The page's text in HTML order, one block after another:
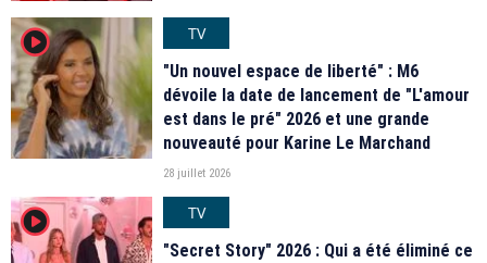
player2
TV
"Un nouvel espace de liberté" : M6
dévoile la date de lancement de "L'amour
est dans le pré" 2026 et une grande
nouveauté pour Karine Le Marchand
28 juillet 2026
player2
TV
"Secret Story" 2026 : Qui a été éliminé ce